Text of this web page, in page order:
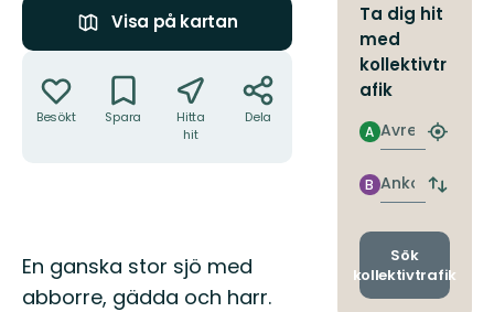
Visa på kartan
Besökt Spara
Hitta
hit
Dela
Beskrivning
En ganska stor sjö med
abborre, gädda och harr.
Ta dig hit
med
kollektivtr
afik
Avresa
A
Hitta
Ankomst
B
Byt
och
Sök
kollektivtrafik